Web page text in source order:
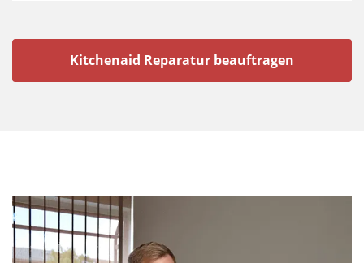
Kitchenaid Reparatur beauftragen